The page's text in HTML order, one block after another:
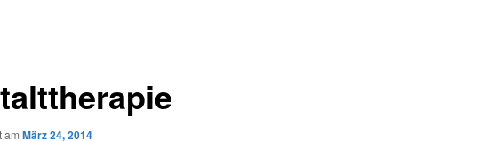
am März 24, 2014